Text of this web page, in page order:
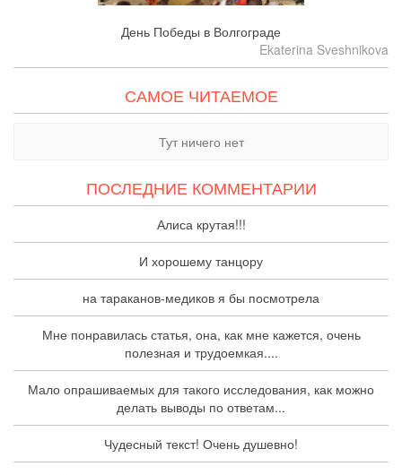
День Победы в Волгограде
Ekaterina Sveshnikova
САМОЕ ЧИТАЕМОЕ
Тут ничего нет
ПОСЛЕДНИЕ КОММЕНТАРИИ
Алиса крутая!!!
И хорошему танцору
на тараканов-медиков я бы посмотрела
Мне понравилась статья, она, как мне кажется, очень
полезная и трудоемкая....
Мало опрашиваемых для такого исследования, как можно
делать выводы по ответам...
Чудесный текст! Очень душевно!